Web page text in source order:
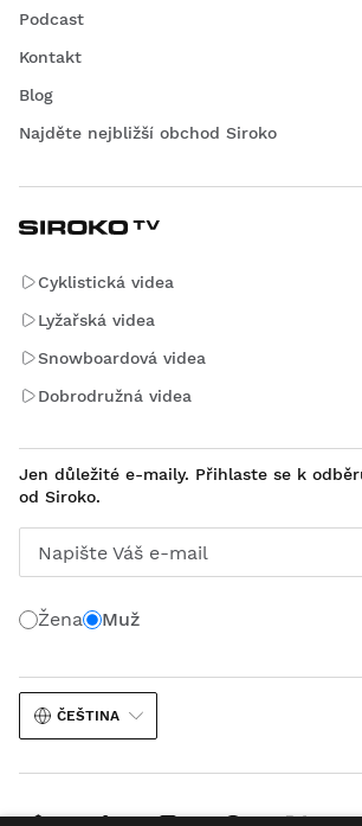
Podcast
Kontakt
Blog
Najděte nejbližší obchod Siroko
Cyklistická videa
Lyžařská videa
Snowboardová videa
Dobrodružná videa
Jen důležité e-maily. Přihlaste se k
od Siroko.
Napište Váš e-mail
Žena Muž
ČEŠTINA